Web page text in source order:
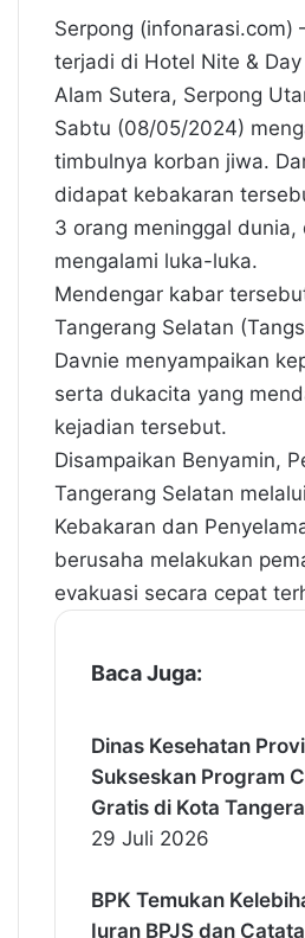
Serpong (infonarasi.com)
terjadi di Hotel Nite &
Alam Sutera, Serpong
Sabtu (08/05/2024)
timbulnya korban jiwa.
didapat kebakaran
3 orang meninggal dunia,
mengalami luka-luka.
Mendengar kabar
Tangerang Selatan
Davnie menyampaikan
serta dukacita yang
kejadian tersebut.
Disampaikan Benyamin,
Tangerang Selatan
Kebakaran dan
berusaha melakukan
evakuasi secara cepat
Baca Juga:
Dinas Kesehatan
Sukseskan Program
Gratis di Kota
29 Juli 2026
BPK Temukan
Iuran BPJS dan